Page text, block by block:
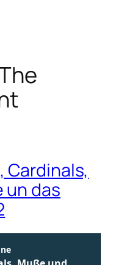
Cardinals,
un das